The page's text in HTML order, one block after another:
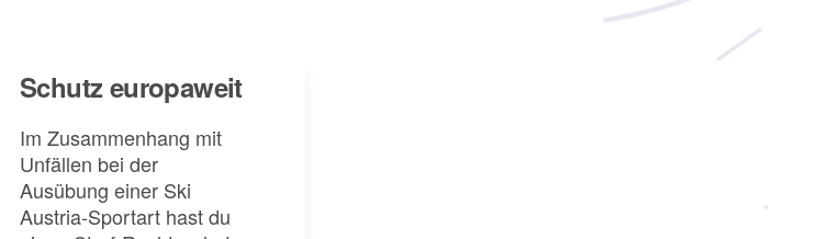
Schutz europaweit
Im Zusammenhang mit
Unfällen bei der
Ausübung einer Ski
Austria-Sportart hast du